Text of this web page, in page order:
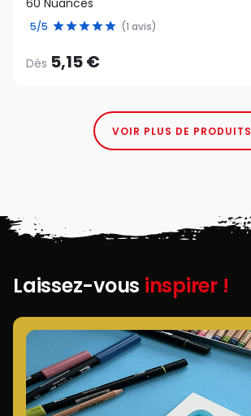
60 Nuances
5/5 (1 avis)
Dès 5,15 €
VOIR PLUS DE PRODUITS
Laissez-vous inspirer !